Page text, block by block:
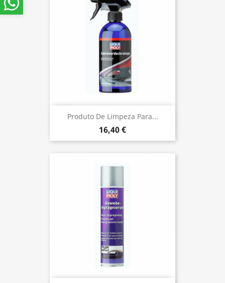
Produto De Limpeza Para...
16,40 €